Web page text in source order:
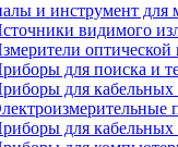
и инструмент
видимого
для поиска и
для кабельных
для